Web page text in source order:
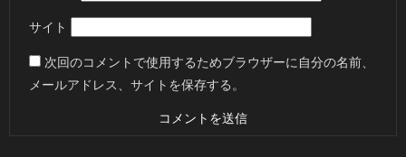
サイト
次回のコメントで使用するためブラウザーに自分の名前、
メールアドレス、サイトを保存する。